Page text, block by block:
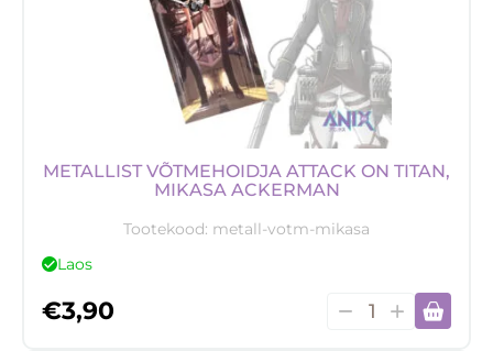
Display
(Juhuslik)
kogus
METALLIST VÕTMEHOIDJA ATTACK ON TITAN,
MIKASA ACKERMAN
Tootekood: metall-votm-mikasa
Laos
€3,90
Metallist
võtmehoidja